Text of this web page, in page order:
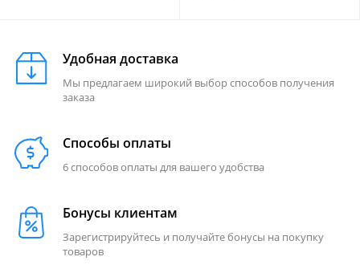
Удобная доставка
Мы предлагаем широкий выбор способов получения
заказа
Способы оплаты
6 способов оплаты для вашего удобства
Бонусы клиентам
Зарегистрируйтесь и получайте бонусы на покупку
товаров